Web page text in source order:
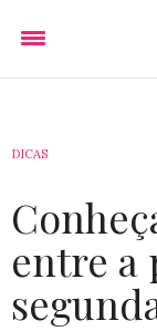
DICAS
entre a